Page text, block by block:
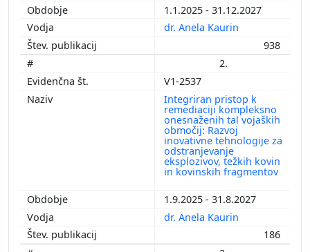
1.1.2025 - 31.12.2027
dr. Anela Kaurin
938
2.
V1-2537
Integriran pristop k
remediaciji kompleksno
onesnaženih tal vojaških
območij: Razvoj
inovativne tehnologije za
odstranjevanje
eksplozivov, težkih kovin
in kovinskih fragmentov
1.9.2025 - 31.8.2027
dr. Anela Kaurin
186